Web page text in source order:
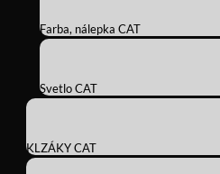
Farba, nálepka CAT
Svetlo CAT
KLZÁKY CAT